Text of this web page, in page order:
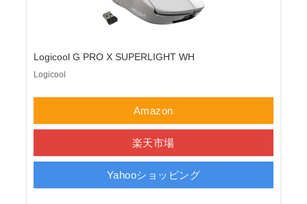
Logicool G PRO X SUPERLIGHT WH
Logicool
Amazon
楽天市場
Yahooショッピング